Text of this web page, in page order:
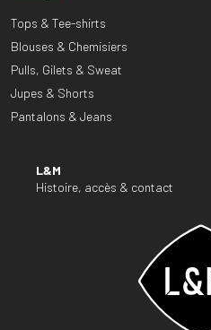
Tops & Tee-shirts
Blouses & Chemisiers
Pulls, Gilets & Sweat
Jupes & Shorts
Pantalons & Jeans
L&M
Histoire, accès & contact